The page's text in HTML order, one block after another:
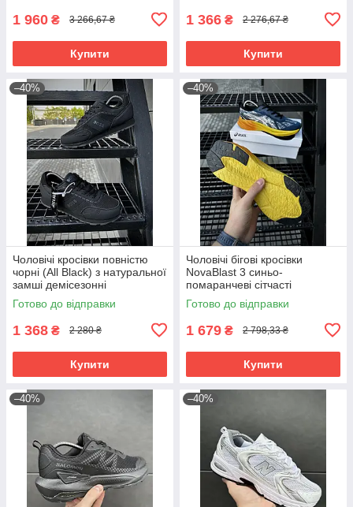
1 960 ₴ 3 266,67 ₴
Купити
1 366 ₴ 2 276,67 ₴
Купити
–40%
Чоловічі кросівки повністю
чорні (All Black) з натуральної
замші демісезонні
Готово до відправки
1 368 ₴ 2 280 ₴
Купити
–40%
Чоловічі бігові кросівки
NovaBlast 3 синьо-
помаранчеві сітчасті
демісезонні
Готово до відправки
1 679 ₴ 2 798,33 ₴
Купити
–40% –40%